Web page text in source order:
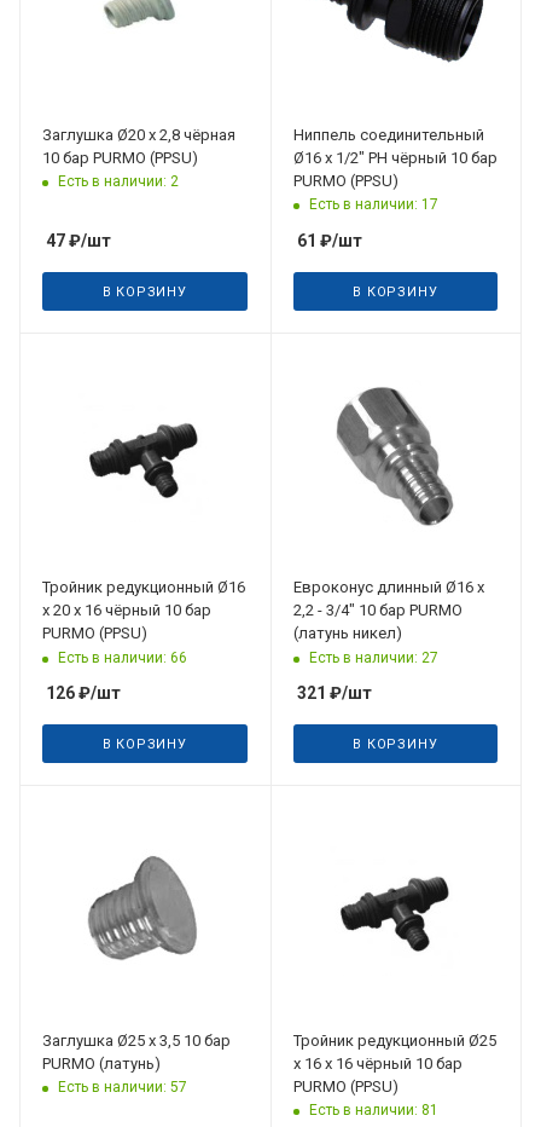
Заглушка Ø20 x 2,8 чёрная
10 бар PURMO (PPSU)
Есть в наличии: 2
47₽/шт
В КОРЗИНУ
Ниппель соединительный
Ø16 х 1/2" РН чёрный 10 бар
PURMO (PPSU)
Есть в наличии: 17
61 ₽/шт
В КОРЗИНУ
Тройник редукционный Ø16
х 20 х 16 чёрный 10 бар
PURMO (PPSU)
Есть в наличии: 66
126₽/шт
В КОРЗИНУ
Евроконус длинный Ø16 x
2,2 - 3/4" 10 бар PURMO
(латунь никел)
Есть в наличии: 27
321 ₽/шт
В КОРЗИНУ
Заглушка Ø25 x 3,5 10 бар
PURMO (латунь)
Есть в наличии: 57
Тройник редукционный Ø25
х 16 х 16 чёрный 10 бар
PURMO (PPSU)
Есть в наличии: 81